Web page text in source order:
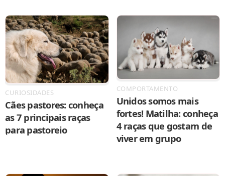
CURIOSIDADES
Cães pastores: conheça
as 7 principais raças
para pastoreio
COMPORTAMENTO
Unidos somos mais
fortes! Matilha: conheça
4 raças que gostam de
viver em grupo